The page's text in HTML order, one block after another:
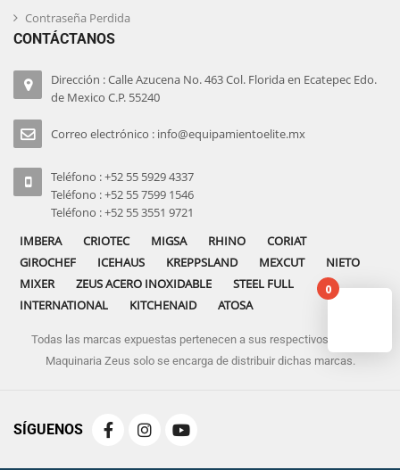
Contraseña Perdida
CONTÁCTANOS
Dirección : Calle Azucena No. 463 Col. Florida en Ecatepec Edo.
de Mexico C.P. 55240
Correo electrónico : info@equipamientoelite.mx
Teléfono : +52 55 5929 4337
Teléfono : +52 55 7599 1546
Teléfono : +52 55 3551 9721
IMBERA
CRIOTEC MIGSA RHINO
CORIAT
GIROCHEF
ICEHAUS KREPPSLAND MEXCUT
NIETO
MIXER
ZEUS ACERO INOXIDABLE
STEEL FULL
INTERNATIONAL
KITCHENAID ATOSA
Todas las marcas expuestas pertenecen a sus respectivos dueños
Maquinaria Zeus solo se encarga de distribuir dichas marcas.
SÍGUENOS
0